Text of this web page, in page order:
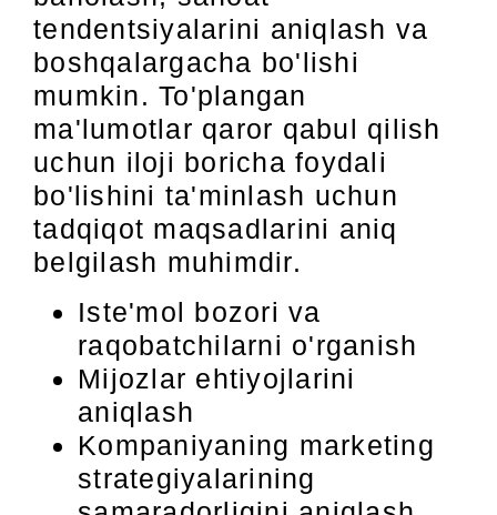
tendentsiyalarini aniqlash va
boshqalargacha bo'lishi
mumkin. To'plangan
ma'lumotlar qaror qabul qilish
uchun iloji boricha foydali
bo'lishini ta'minlash uchun
tadqiqot maqsadlarini aniq
belgilash muhimdir.
Iste'mol bozori va
raqobatchilarni o'rganish
Mijozlar ehtiyojlarini
aniqlash
Kompaniyaning marketing
strategiyalarining